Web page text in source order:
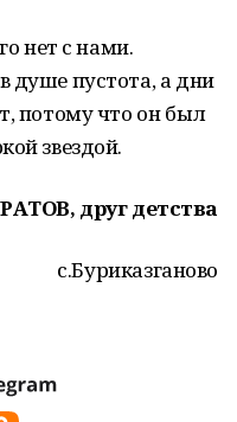
нет с нами.
душе пустота, а дни
потому что он был
звездой.
друг детства
с.Буриказганово